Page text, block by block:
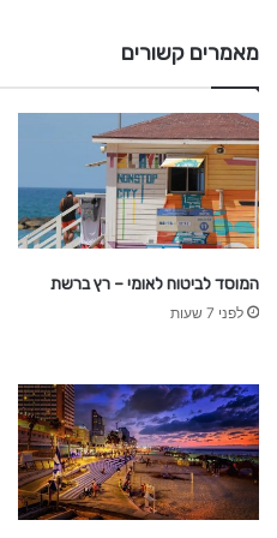
א
ז
ו
ז
מאמרים קשורים
המוסד לביטוח לאומי – רץ ברשת
לפני 7 שעות